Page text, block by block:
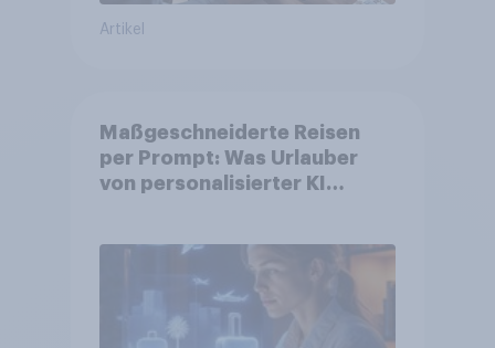
Artikel
Maßgeschneiderte Reisen
per Prompt: Was Urlauber
von personalisierter KI
bereits genutzt werden